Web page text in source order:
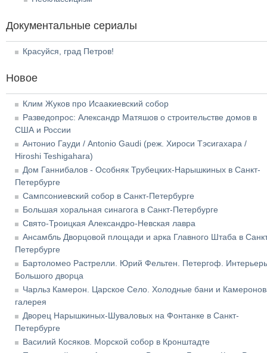
Документальные сериалы
Красуйся, град Петров!
Новое
Клим Жуков про Исаакиевский собор
Разведопрос: Александр Матяшов о строительстве домов в
США и России
Антонио Гауди / Antonio Gaudi (реж. Хироси Тэсигахара /
Hiroshi Teshigahara)
Дом Ганнибалов - Особняк Трубецких-Нарышкиных в Санкт-
Петербурге
Сампсониевский собор в Санкт-Петербурге
Большая хоральная синагога в Санкт-Петербурге
Свято-Троицкая Александро-Невская лавра
Ансамбль Дворцовой площади и арка Главного Штаба в
Петербурге
Бартоломео Растрелли. Юрий Фельтен. Петергоф.
Большого дворца
Чарльз Камерон. Царское Село. Холодные бани и
галерея
Дворец Нарышкиных-Шуваловых на Фонтанке в Санкт-
Петербурге
Василий Косяков. Морской собор в Кронштадте